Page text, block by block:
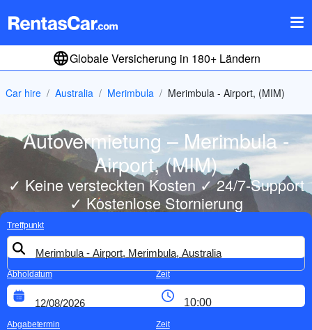
Globale Versicherung in 180+ Ländern
Car hire Australia Merimbula Merimbula - Airport, (MIM)
Autovermietung – Merimbula -
Airport, (MIM)
✓ Keine versteckten Kosten ✓ 24/7-Support
✓ Kostenlose Stornierung
Treffpunkt
Abholdatum Zeit
Abgabetermin Zeit